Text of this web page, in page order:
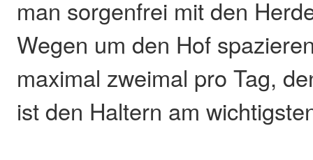
man sorgenfrei mit den
Wegen um den Hof
maximal zweimal pro Tag,
ist den Haltern am